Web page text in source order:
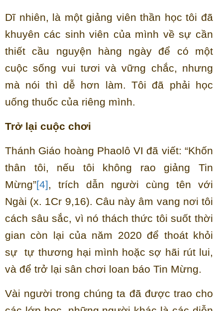
Dĩ nhiên, là một giảng viên thần học tôi đã
khuyên các sinh viên của mình về sự cần
thiết cầu nguyện hàng ngày để có một
cuộc sống vui tươi và vững chắc, nhưng
mà nói thì dễ hơn làm. Tôi đã phải học
uống thuốc của riêng mình.
Trở lại cuộc chơi
Thánh Giáo hoàng Phaolô VI đã viết: “Khốn
thân tôi, nếu tôi không rao giảng Tin
Mừng”[4], trích dẫn người cùng tên với
Ngài (x. 1Cr 9,16). Câu này âm vang nơi tôi
cách sâu sắc, vì nó thách thức tôi suốt thời
gian còn lại của năm 2020 để thoát khỏi
sự tự thương hại mình hoặc sợ hãi rút lui,
và để trở lại sân chơi loan báo Tin Mừng.
Vài người trong chúng ta đã được trao cho